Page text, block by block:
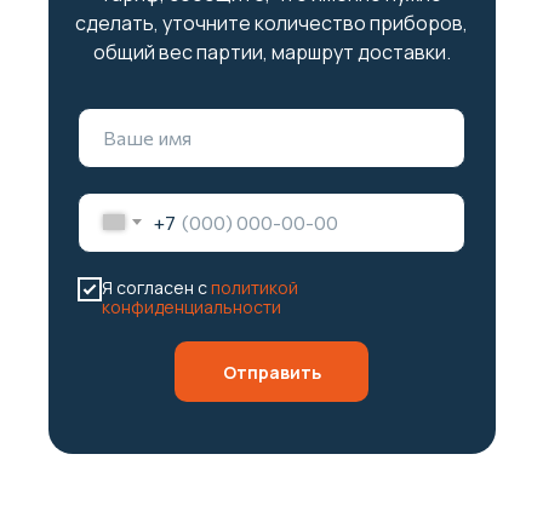
сделать, уточните количество приборов,
общий вес партии, маршрут доставки.
+7
Я согласен сполитикой
конфиденциальности
Отправить